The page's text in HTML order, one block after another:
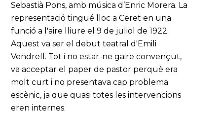
Sebastià Pons, amb música d’Enric Morera. La
representació tingué lloc a Ceret en una
funció a l'aire lliure el 9 de juliol de 1922.
Aquest va ser el debut teatral d'Emili
Vendrell. Tot i no estar-ne gaire convençut,
va acceptar el paper de pastor perquè era
molt curt i no presentava cap problema
escènic, ja que quasi totes les intervencions
eren internes.